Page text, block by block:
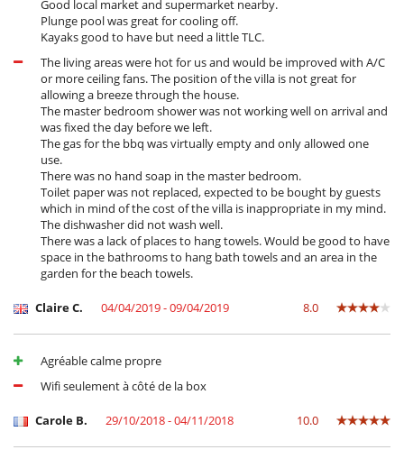
Good local market and supermarket nearby.
Plunge pool was great for cooling off.
Kayaks good to have but need a little TLC.
The living areas were hot for us and would be improved with A/C
or more ceiling fans. The position of the villa is not great for
allowing a breeze through the house.
The master bedroom shower was not working well on arrival and
was fixed the day before we left.
The gas for the bbq was virtually empty and only allowed one
use.
There was no hand soap in the master bedroom.
Toilet paper was not replaced, expected to be bought by guests
which in mind of the cost of the villa is inappropriate in my mind.
The dishwasher did not wash well.
There was a lack of places to hang towels. Would be good to have
space in the bathrooms to hang bath towels and an area in the
garden for the beach towels.
Claire C. 04/04/2019 - 09/04/2019 8.0
Agréable calme propre
Wifi seulement à côté de la box
Carole B. 29/10/2018 - 04/11/2018 10.0